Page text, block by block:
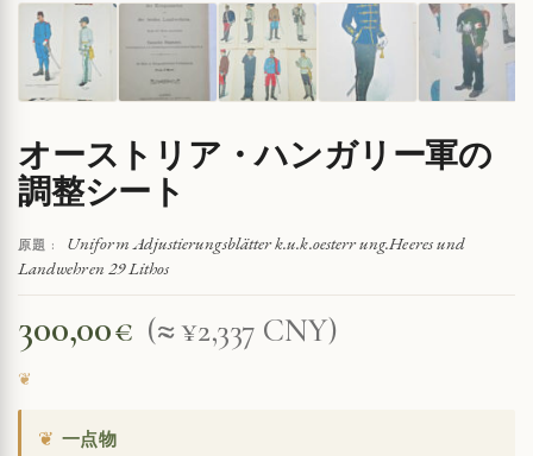
オーストリア・ハンガリー軍の
調整シート
原題 :
Uniform Adjustierungsblätter k.u.k.oesterr ung.Heeres und
Landwehren 29 Lithos
300,00€ (≈ ¥2,337 CNY)
❦ 一点物